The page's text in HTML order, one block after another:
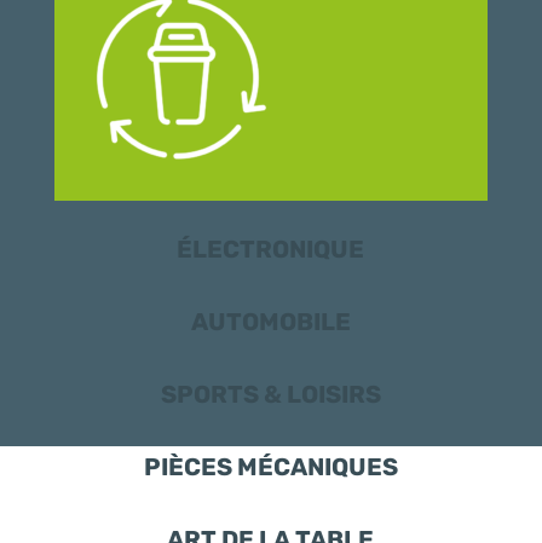
PIÈCES MÉCANIQUES